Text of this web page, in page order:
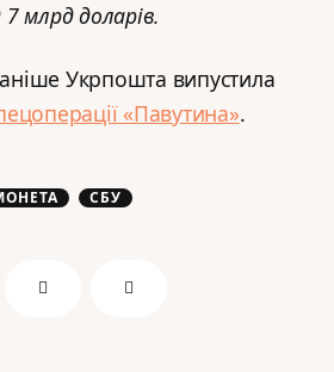
млрд доларів.
Укрпошта випустила
«Павутина».
СБУ